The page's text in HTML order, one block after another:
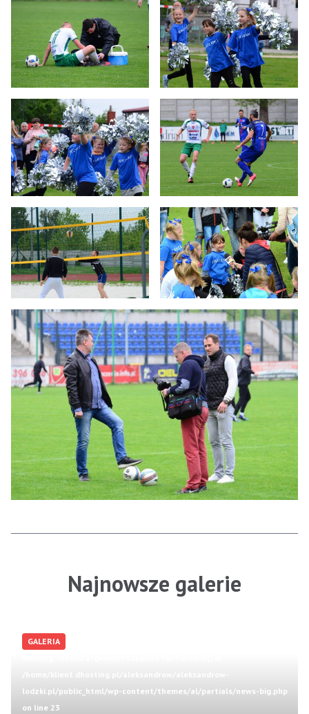
Najnowsze galerie
GALERIA
lodzki.pl/public_html/wp-content/themes/al/partials/news-big.php
on line 23